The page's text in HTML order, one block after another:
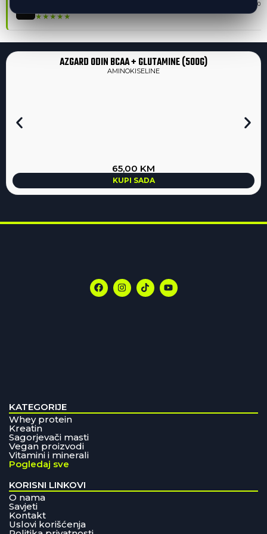
★★★★★
Brza narudžba i zadovoljan sam sa proizvodom. Imaju
AZGARD ODIN BCAA + GLUTAMINE (500G)
AMINOKISELINE
65,00 KM
KUPI SADA
KATEGORIJE
Whey protein
Kreatin
Sagorjevači masti
Vegan proizvodi
Vitamini i minerali
Pogledaj sve
KORISNI LINKOVI
O nama
Savjeti
Kontakt
Uslovi korišćenja